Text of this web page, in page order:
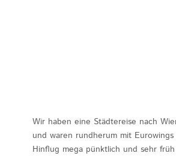
Wir haben eine Städtereise nach
und waren rundherum mit
Hinflug mega pünktlich und sehr